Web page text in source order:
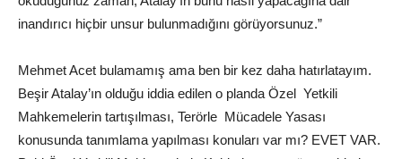
inandırıcı hiçbir unsur bulunmadığını görüyorsunuz.”
Mehmet Acet bulamamış ama ben bir kez daha hatırlatayım.
Beşir Atalay’ın olduğu iddia edilen o planda Özel Yetkili
Mahkemelerin tartışılması, Terörle Mücadele Yasası
konusunda tanımlama yapılması konuları var mı? EVET VAR.